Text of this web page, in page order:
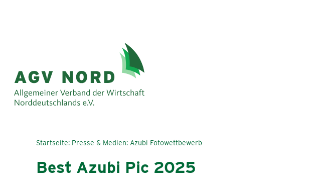
Startseite Presse & Medien Azubi Fotowettbewerb
Best Azubi Pic 2025